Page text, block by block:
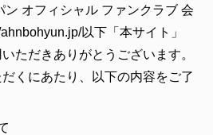
ン オフィシャル ファンクラブ 会
以下「本サイト」
ただきありがとうございます。
くにあたり、以下の内容をご了